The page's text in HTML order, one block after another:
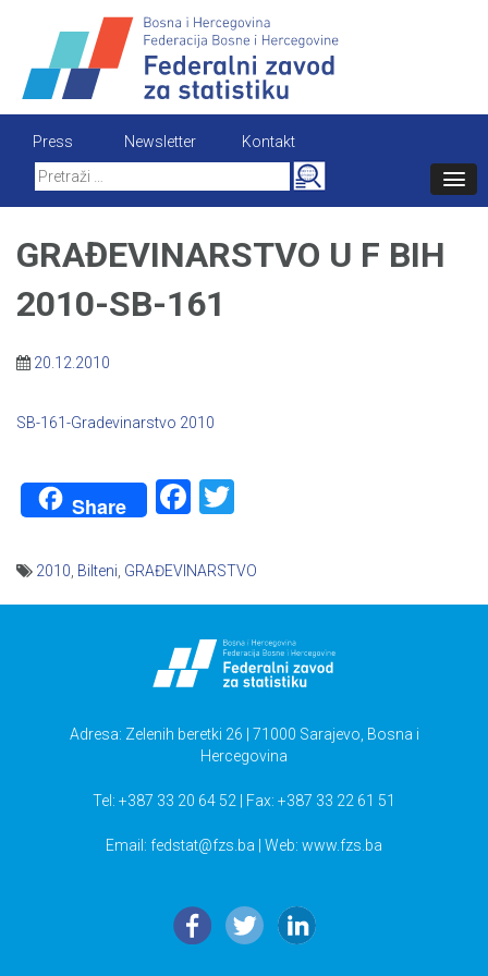
content
Press Newsletter
Kontakt
Search
for:
GRAĐEVINARSTVO U F BIH
2010-SB-161
20.12.2010
SB-161-Gradevinarstvo 2010
Share Facebook
2010 Bilteni GRAĐEVINARSTVO
Adresa: Zelenih beretki 26 | 71000 Sarajevo, Bosna i
Hercegovina
Tel: +387 33 20 64 52 | Fax: +387 33 22 61 51
Email: fedstat@fzs.ba | Web: www.fzs.ba